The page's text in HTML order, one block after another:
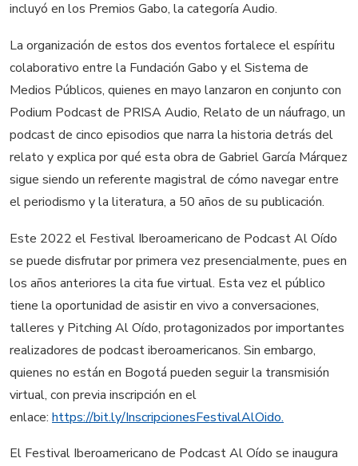
incluyó en los Premios Gabo, la categoría Audio.
La organización de estos dos eventos fortalece el espíritu
colaborativo entre la Fundación Gabo y el Sistema de
Medios Públicos, quienes en mayo lanzaron en conjunto con
Podium Podcast de PRISA Audio, Relato de un náufrago, un
podcast de cinco episodios que narra la historia detrás del
relato y explica por qué esta obra de Gabriel García Márquez
sigue siendo un referente magistral de cómo navegar entre
el periodismo y la literatura, a 50 años de su publicación.
Este 2022 el Festival Iberoamericano de Podcast Al Oído
se puede disfrutar por primera vez presencialmente, pues en
los años anteriores la cita fue virtual. Esta vez el público
tiene la oportunidad de asistir en vivo a conversaciones,
talleres y Pitching Al Oído, protagonizados por importantes
realizadores de podcast iberoamericanos. Sin embargo,
quienes no están en Bogotá pueden seguir la transmisión
virtual, con previa inscripción en el
enlace: https://bit.ly/InscripcionesFestivalAlOido.
El Festival Iberoamericano de Podcast Al Oído se inaugura